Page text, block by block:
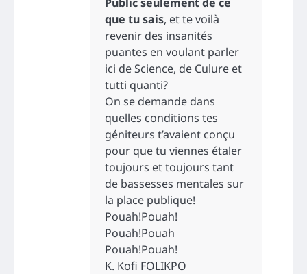
que tu sais, et te voilà
revenir des insanités
puantes en voulant parler
ici de Science, de Culure et
tutti quanti?
On se demande dans
quelles conditions tes
géniteurs t’avaient conçu
pour que tu viennes étaler
toujours et toujours tant
de bassesses mentales sur
la place publique!
Pouah!Pouah!
Pouah!Pouah
Pouah!Pouah!
K. Kofi FOLIKPO